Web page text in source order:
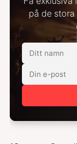
på de stora